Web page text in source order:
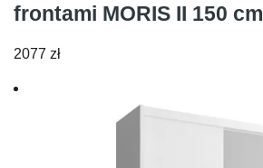
frontami MORIS II 150 cm
2077 zł